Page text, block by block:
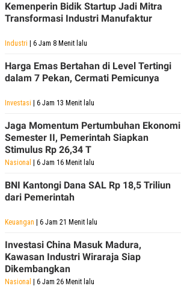
Kemenperin Bidik Startup Jadi Mitra
Transformasi Industri Manufaktur
Industri | 6 Jam 8 Menit lalu
Harga Emas Bertahan di Level Tertingi
dalam 7 Pekan, Cermati Pemicunya
Investasi | 6 Jam 13 Menit lalu
Jaga Momentum Pertumbuhan Ekonomi
Semester II, Pemerintah Siapkan
Stimulus Rp 26,34 T
Nasional | 6 Jam 16 Menit lalu
BNI Kantongi Dana SAL Rp 18,5 Triliun
dari Pemerintah
Keuangan | 6 Jam 21 Menit lalu
Investasi China Masuk Madura,
Kawasan Industri Wiraraja Siap
Dikembangkan
Nasional | 6 Jam 26 Menit lalu